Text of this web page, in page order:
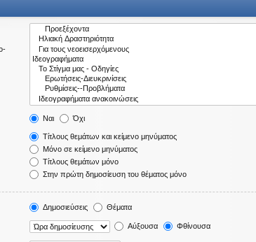
Ναι Όχι
Τίτλους θεμάτων και κείμενο μηνύματος
Μόνο σε κείμενο μηνύματος
Τίτλους θεμάτων μόνο
Στην πρώτη δημοσίευση του θέματος μόνο
Δημοσιεύσεις Θέματα
Αύξουσα Φθίνουσα